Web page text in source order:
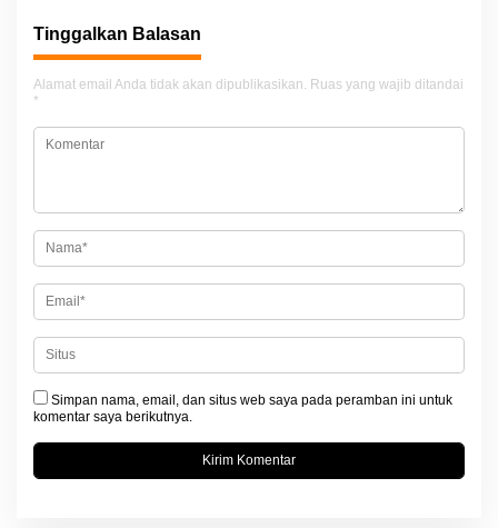
i
g
a
s
o
s
Tinggalkan Balasan
Alamat email Anda tidak akan dipublikasikan. Ruas yang wajib ditandai
*
Simpan nama, email, dan situs web saya pada peramban ini untuk
komentar saya berikutnya.